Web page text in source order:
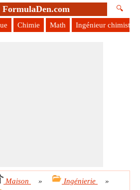
FormulaDen.com 🔍
Chimie Math Ingénieur chimiste
Maison » Ingénierie
»